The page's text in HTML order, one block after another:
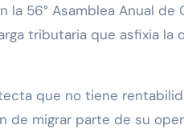
la 56° Asamblea Anual
tributaria que asfixia
que no tiene
de migrar parte de su